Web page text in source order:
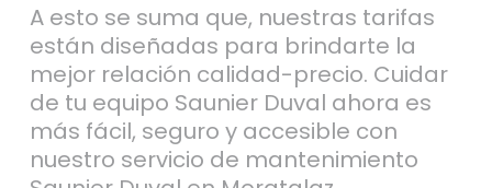
A esto se suma que, nuestras tarifas
están diseñadas para brindarte la
mejor relación calidad-precio. Cuidar
de tu equipo Saunier Duval ahora es
más fácil, seguro y accesible con
nuestro servicio de mantenimiento